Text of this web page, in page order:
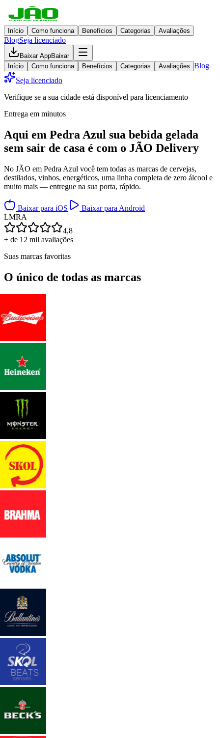
Início Como funciona Benefícios Categorias Avaliações
BlogSeja licenciado
Baixar AppBaixar
Início
Como funciona Benefícios Categorias Avaliações Blog
Seja licenciado
Verifique se a sua cidade está disponível para licenciamento
Entrega em minutos
Aqui em Pedra Azul sua bebida gelada
sem sair de casa é com o JÃO Delivery
No JÃO em Pedra Azul você tem todas as marcas de cervejas,
destilados, vinhos, energéticos, uma linha completa de zero álcool e
muito mais — entregue na sua porta, rápido.
Baixar para iOS
Baixar para Android
LMRA
4,8
+ de 12 mil avaliações
Suas marcas favoritas
O único de todas as marcas